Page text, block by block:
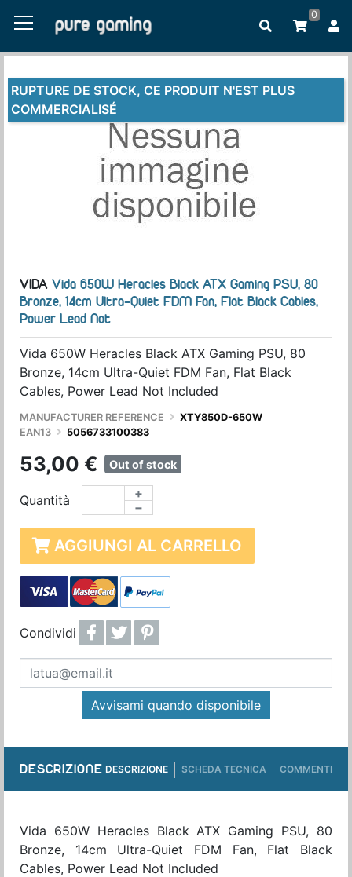
0
RUPTURE DE STOCK, CE PRODUIT N'EST PLUS
COMMERCIALISÉ
VIDA Vida 650W Heracles Black ATX Gaming PSU, 80
Bronze, 14cm Ultra-Quiet FDM Fan, Flat Black Cables,
Power Lead Not
Vida 650W Heracles Black ATX Gaming PSU, 80
Bronze, 14cm Ultra-Quiet FDM Fan, Flat Black
Cables, Power Lead Not Included
MANUFACTURER REFERENCE
XTY850D-650W
EAN13
5056733100383
53,00 € Out of stock
Quantità −
+
AGGIUNGI AL CARRELLO
Condividi
Avvisami quando disponibile
DESCRIZIONE DESCRIZIONE SCHEDA TECNICA COMMENTI
Vida 650W Heracles Black ATX Gaming PSU, 80
Bronze, 14cm Ultra-Quiet FDM Fan, Flat Black
Cables, Power Lead Not Included